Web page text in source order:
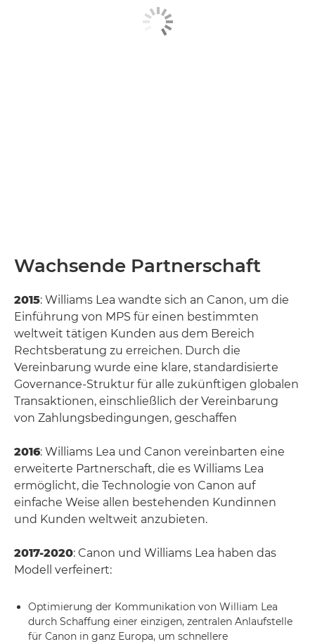
Wachsende Partnerschaft
2015: Williams Lea wandte sich an Canon, um die
Einführung von MPS für einen bestimmten
weltweit tätigen Kunden aus dem Bereich
Rechtsberatung zu erreichen. Durch die
Vereinbarung wurde eine klare, standardisierte
Governance-Struktur für alle zukünftigen globalen
Transaktionen, einschließlich der Vereinbarung
von Zahlungsbedingungen, geschaffen
2016: Williams Lea und Canon vereinbarten eine
erweiterte Partnerschaft, die es Williams Lea
ermöglicht, die Technologie von Canon auf
einfache Weise allen bestehenden Kundinnen
und Kunden weltweit anzubieten.
2017-2020: Canon und Williams Lea haben das
Modell verfeinert:
Optimierung der Kommunikation von William Lea
durch Schaffung einer einzigen, zentralen Anlaufstelle
für Canon in ganz Europa, um schnellere